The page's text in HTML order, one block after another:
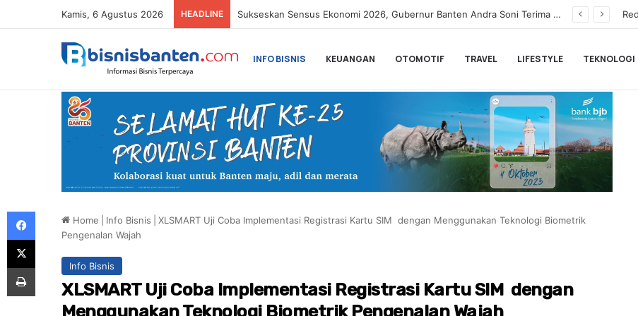
Kamis, 6 Agustus 2026 HEADLINE 4 Negara Penghasil Gadget Terbesar di Dunia
INFO BISNIS KEUANGAN OTOMOTIF TRAVEL LIFESTYLE TEKNOLOGI
Home Info Bisnis
XLSMART Uji Coba Implementasi Registrasi Kartu SIM dengan Menggunakan Teknologi Biometrik
Pengenalan Wajah
Info Bisnis
XLSMART Uji Coba Implementasi Registrasi Kartu SIM dengan
Menggunakan Teknologi Biometrik Pengenalan Wajah